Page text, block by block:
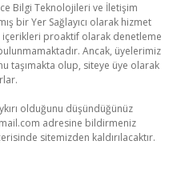
Bilgi Teknolojileri ve İletişim
bir Yer Sağlayıcı olarak hizmet
proaktif olarak denetleme
Ancak, üyelerimiz
taşımakta olup, siteye üye olarak
olduğunu düşündüğünüz
adresine bildirmeniz
sitemizden kaldırılacaktır.